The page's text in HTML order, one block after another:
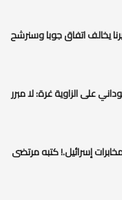
يخالف اتفاق جوبا وسنرشح
على الزاوية غرة: لا مبرر
إسرائيل.! كتبه مرتضى